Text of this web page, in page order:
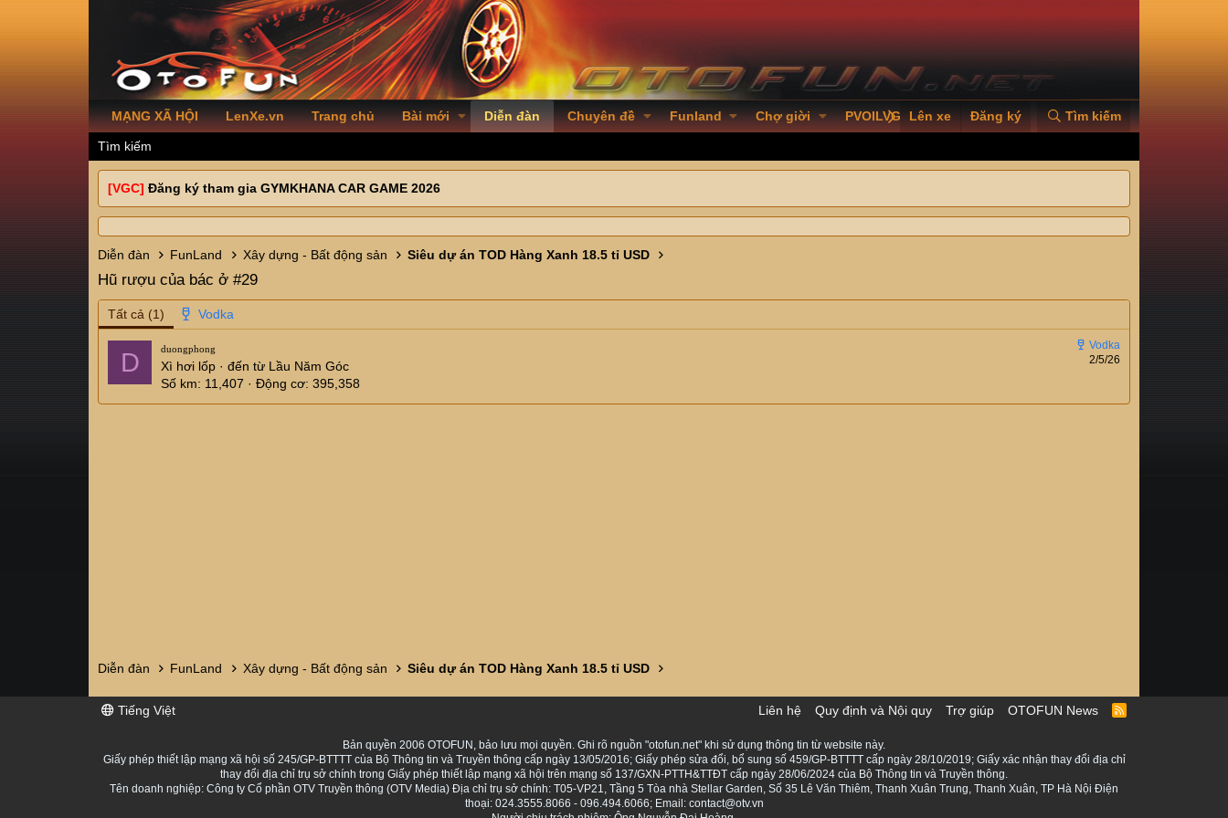
MẠNG XÃ HỘI LenXe.vn Trang chủ Bài mới Diễn đàn Chuyên đề Funland Chợ giời PVOILVGC2026
Lên xe Đăng ký Tìm kiếm
Tìm kiếm
[VGC] Đăng ký tham gia GYMKHANA CAR GAME 2026
Diễn đàn FunLand Xây dựng - Bất động sản Siêu dự án TOD Hàng Xanh 18.5 tỉ USD
Hũ rượu của bác ở #29
Tất cả (1)
D 2/5/26
duongphong
Xì hơi lốp · đến từ Lầu Năm Góc
Số km
11,407 Động cơ 395,358
Diễn đàn FunLand Xây dựng - Bất động sản Siêu dự án TOD Hàng Xanh 18.5 tỉ USD
Tiếng Việt Liên hệ Quy định và Nội quy Trợ giúp OTOFUN News
R
Bản quyền 2006 OTOFUN, bảo lưu mọi quyền. Ghi rõ nguồn "otofun.net" khi sử dụng thông tin từ website này.
Giấy phép thiết lập mạng xã hội số 245/GP-BTTTT của Bộ Thông tin và Truyền thông cấp ngày 13/05/2016; Giấy phép sửa đổi, bổ sung số 459/GP-BTTTT cấp ngày 28/10/2019; Giấy xác nhận thay đổi địa chỉ
thay đổi địa chỉ trụ sở chính trong Giấy phép thiết lập mạng xã hội trên mạng số 137/GXN-PTTH&TTĐT cấp ngày 28/06/2024 của Bộ Thông tin và Truyền thông.
Tên doanh nghiệp: Công ty Cổ phần OTV Truyền thông (OTV Media) Địa chỉ trụ sở chính: T05-VP21, Tầng 5 Tòa nhà Stellar Garden, Số 35 Lê Văn Thiêm, Thanh Xuân Trung, Thanh Xuân, TP Hà Nội Điện
thoại: 024.3555.8066 - 096.494.6066; Email: contact@otv.vn